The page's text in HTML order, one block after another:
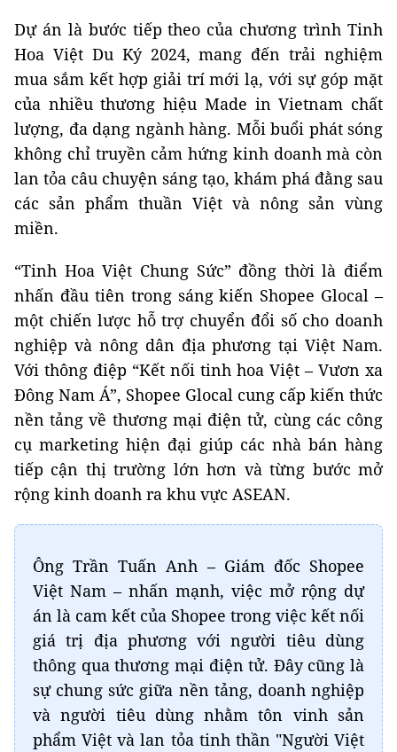
Dự án là bước tiếp theo của chương trình Tinh
Hoa Việt Du Ký 2024, mang đến trải nghiệm
mua sắm kết hợp giải trí mới lạ, với sự góp mặt
của nhiều thương hiệu Made in Vietnam chất
lượng, đa dạng ngành hàng. Mỗi buổi phát sóng
không chỉ truyền cảm hứng kinh doanh mà còn
lan tỏa câu chuyện sáng tạo, khám phá đằng sau
các sản phẩm thuần Việt và nông sản vùng
miền.
“Tinh Hoa Việt Chung Sức” đồng thời là điểm
nhấn đầu tiên trong sáng kiến Shopee Glocal –
một chiến lược hỗ trợ chuyển đổi số cho doanh
nghiệp và nông dân địa phương tại Việt Nam.
Với thông điệp “Kết nối tinh hoa Việt – Vươn xa
Đông Nam Á”, Shopee Glocal cung cấp kiến thức
nền tảng về thương mại điện tử, cùng các công
cụ marketing hiện đại giúp các nhà bán hàng
tiếp cận thị trường lớn hơn và từng bước mở
rộng kinh doanh ra khu vực ASEAN.
Ông Trần Tuấn Anh – Giám đốc Shopee
Việt Nam – nhấn mạnh, việc mở rộng dự
án là cam kết của Shopee trong việc kết nối
giá trị địa phương với người tiêu dùng
thông qua thương mại điện tử. Đây cũng là
sự chung sức giữa nền tảng, doanh nghiệp
và người tiêu dùng nhằm tôn vinh sản
phẩm Việt và lan tỏa tinh thần "Người Việt